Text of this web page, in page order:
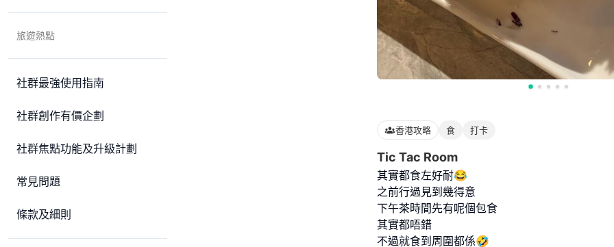
旅遊熱點
社群最強使用指南
社群創作有價企劃
社群焦點功能及升級計劃
常見問題
條款及細則
香港攻略 食 打卡
Tic Tac Room
其實都食左好耐😂
之前行過見到幾得意
下午茶時間先有呢個包食
其實都唔錯
不過就食到周圍都係🤣